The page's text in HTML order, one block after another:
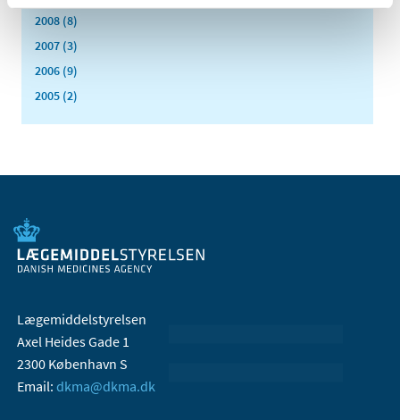
2008 (8)
2007 (3)
2006 (9)
2005 (2)
Lægemiddelstyrelsen
Axel Heides Gade 1
2300 København S
Email: dkma@dkma.dk